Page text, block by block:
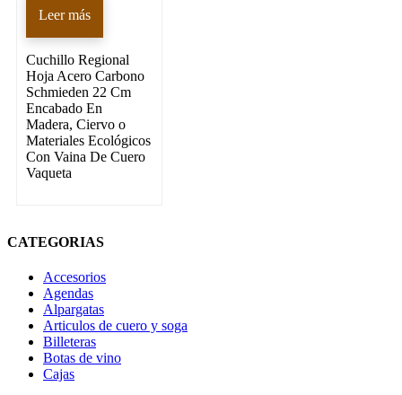
Leer más
Cuchillo Regional
Hoja Acero Carbono
Schmieden 22 Cm
Encabado En
Madera, Ciervo o
Materiales Ecológicos
Con Vaina De Cuero
Vaqueta
CATEGORIAS
Accesorios
Agendas
Alpargatas
Articulos de cuero y soga
Billeteras
Botas de vino
Cajas